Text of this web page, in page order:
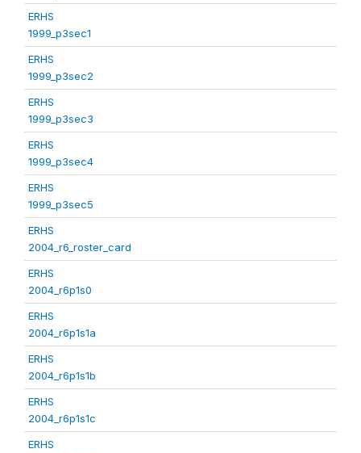
ERHS
1999_p3sec1
ERHS
1999_p3sec2
ERHS
1999_p3sec3
ERHS
1999_p3sec4
ERHS
1999_p3sec5
ERHS
2004_r6_roster_card
ERHS
2004_r6p1s0
ERHS
2004_r6p1s1a
ERHS
2004_r6p1s1b
ERHS
2004_r6p1s1c
ERHS